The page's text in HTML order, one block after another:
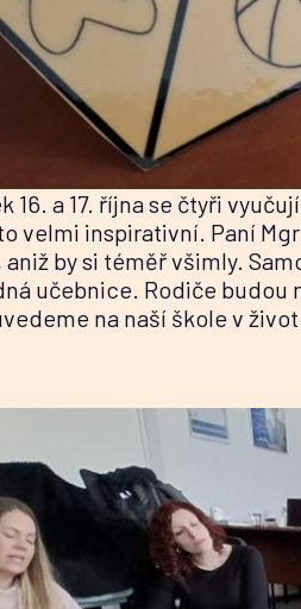
16. a 17. října se čtyři
velmi inspirativní. Paní
by si téměř všimly.
učebnice. Rodiče
na naší škole v